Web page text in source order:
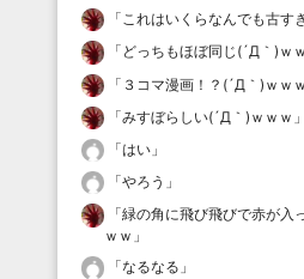
「これはいくらなんでも古す
「 どっちもほぼ同じ(´Д｀)ｗ
「 ３コマ漫画！？(´Д｀)ｗｗｗ
「みすぼらしい(´Д｀)ｗｗｗ 」
「はい 」
「やろう 」
「緑の角に飛び飛びで赤が入
ｗｗ 」
「なるなる 」